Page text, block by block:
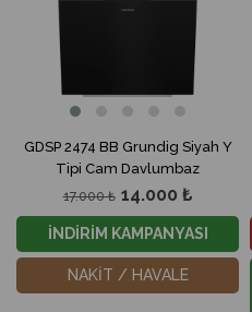
GDSP 2474 BB Grundig Siyah Y
Tipi Cam Davlumbaz
14.000 ₺
17.000 ₺
İNDİRİM KAMPANYASI
NAKİT / HAVALE